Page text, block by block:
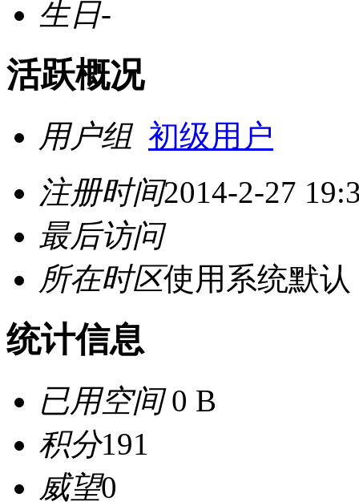
生日-
活跃概况
用户组 初级用户
注册时间2014-2-27
最后访问
所在时区使用系统默认
统计信息
已用空间0 B
积分191
威望0